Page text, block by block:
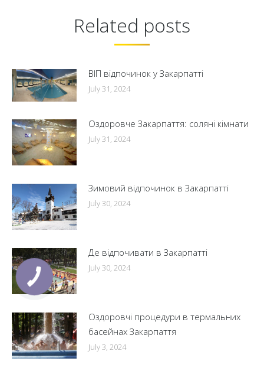
Related posts
ВІП відпочинок у Закарпатті
July 31, 2024
Оздоровче Закарпаття: соляні кімнати
July 31, 2024
Зимовий відпочинок в Закарпатті
July 30, 2024
Де відпочивати в Закарпатті
July 30, 2024
Оздоровчі процедури в термальних
басейнах Закарпаття
July 3, 2024